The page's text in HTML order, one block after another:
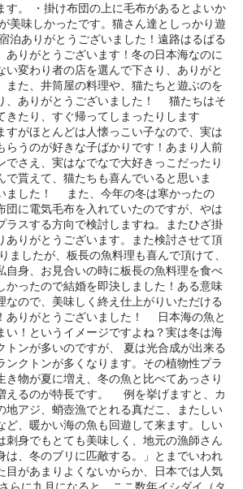
す。 ・掛け布団の上に毛布があるとよいか
美味しかったです。猫さん達としっかり遊
ありがとうございました！遠路はるばる
ありがとうございます！冬の日本海なのに
い変わり者の店を選んで下さり、ありがと
また、井筒屋の料理や、猫たちと遊ぶのを
、ありがとうございました！ 猫たちはそ
きたり、すぐ帰ってしまったりします
すがほとんどは人懐っこい子なので、実は
らうのが好きな子ばかりです！あまり人前
でさえ、実はなでなで大好きっこだったり
で貰えて、猫たちも喜んでいると思いま
ました！ また、今年の冬は寒かったの
団に電気毛布を入れていたのですが、やは
ラスする方向で検討しますね。またひざ掛
ありがとうございます。また検討させて頂
したが、板長の魚料理も喜んで頂けて、
自身、お見合いの時に板長の魚料理を食べ
かったので結婚を即決しました！ある意味
なので、美味しく終え仕上がりいただける
ありがとうございました！ 日本海の魚と
い！というイメージですよね？実は冬は海
トンが多いのですが、 夏は光合成が出来る
ンクトンが多くなります。その植物性プラ
き物が夏に増え、冬の魚と比べてあっさり
えるのが特長です。 例を挙げますと、カ
地アジ、蛸壺漁でとれる真だこ、またしい
ど、暖かい海の魚も回遊して来ます。しい
刺身でもとても美味しく、地元の漁師さん
は、冬のブリに匹敵する。」とまでいわれ
目があまりよくないからか、日本では人気